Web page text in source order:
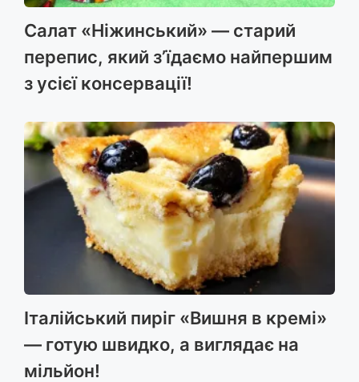
Салат «Ніжинський» — старий
перепис, який з’їдаємо найпершим
з усієї консервації!
Італійський пиріг «Вишня в кремі»
— готую швидко, а виглядає на
мільйон!